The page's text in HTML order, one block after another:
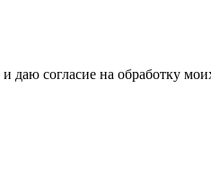
и даю согласие на обработку